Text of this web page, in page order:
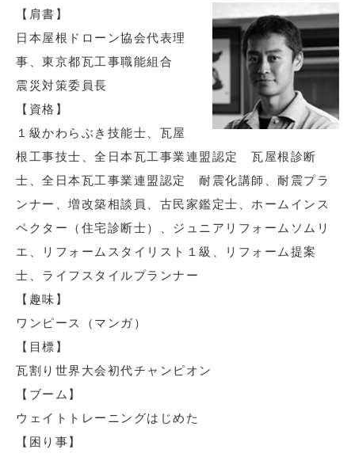
【肩書】
日本屋根ドローン協会代表理
事、東京都瓦工事職能組合
震災対策委員長
【資格】
１級かわらぶき技能士、瓦屋
根工事技士、全日本瓦工事業連盟認定 瓦屋根診断
士、全日本瓦工事業連盟認定 耐震化講師、耐震プラ
ンナー、増改築相談員、古民家鑑定士、ホームインス
ペクター（住宅診断士）、ジュニアリフォームソムリ
エ、リフォームスタイリスト１級、リフォーム提案
士、ライフスタイルプランナー
【趣味】
ワンピース（マンガ）
【目標】
瓦割り世界大会初代チャンピオン
【ブーム】
ウェイトトレーニングはじめた
【困り事】